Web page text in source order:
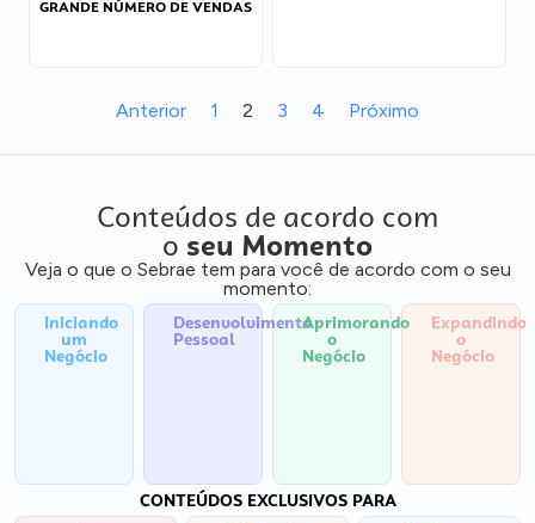
GRANDE NÚMERO DE VENDAS
Anterior 1 2 3 4 Próximo
Conteúdos de acordo com
o seu Momento
Veja o que o Sebrae tem para você de acordo com o seu
momento:
Iniciando
um
Negócio
Desenvolvimento
Pessoal
Aprimorando
o
Negócio
Expandindo
o
Negócio
CONTEÚDOS EXCLUSIVOS PARA